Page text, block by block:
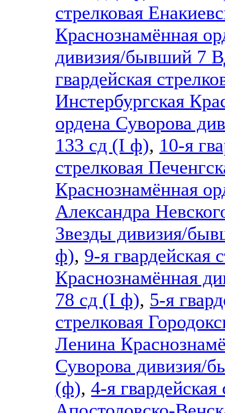
стрелковая
Краснознамённая
дивизия/бывший 7
гвардейская
Инстербургская
ордена Суворова
133 сд (I ф), 10-я
стрелковая
Краснознамённая
Александра
Звезды дивизия/
ф), 9-я гвардейская
Краснознамённая
78 сд (I ф), 5-я
стрелковая
Ленина
Суворова дивизия/
(ф),4-я гвардейская